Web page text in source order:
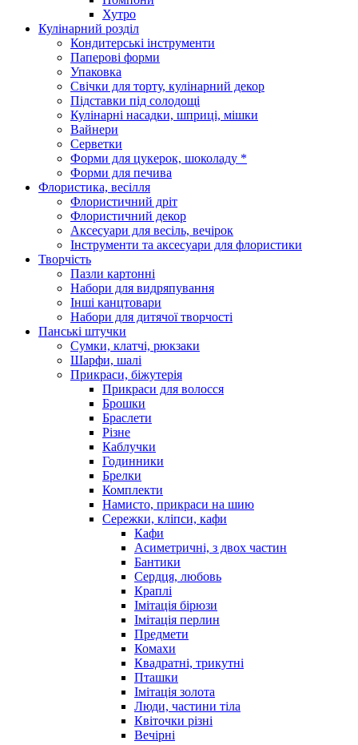
Хутро
Кулінарний розділ
Кондитерські інструменти
Паперові форми
Упаковка
Свічки для торту, кулінарний декор
Підставки під солодощі
Кулінарні насадки, шприці, мішки
Вайнери
Серветки
Форми для цукерок, шоколаду *
Форми для печива
Флористика, весілля
Флористичний дріт
Флористичний декор
Аксесуари для весіль, вечірок
Інструменти та аксесуари для флористики
Творчість
Пазли картонні
Набори для видряпування
Інші канцтовари
Набори для дитячої творчості
Панські штучки
Сумки, клатчі, рюкзаки
Шарфи, шалі
Прикраси, біжутерія
Прикраси для волосся
Брошки
Браслети
Різне
Каблучки
Годинники
Брелки
Комплекти
Намисто, прикраси на шию
Сережки, кліпси, кафи
Кафи
Асиметричні, з двох частин
Бантики
Сердця, любовь
Краплі
Імітація бірюзи
Імітація перлин
Предмети
Комахи
Квадратні, трикутні
Пташки
Імітація золота
Люди, частини тіла
Квіточки різні
Вечірні